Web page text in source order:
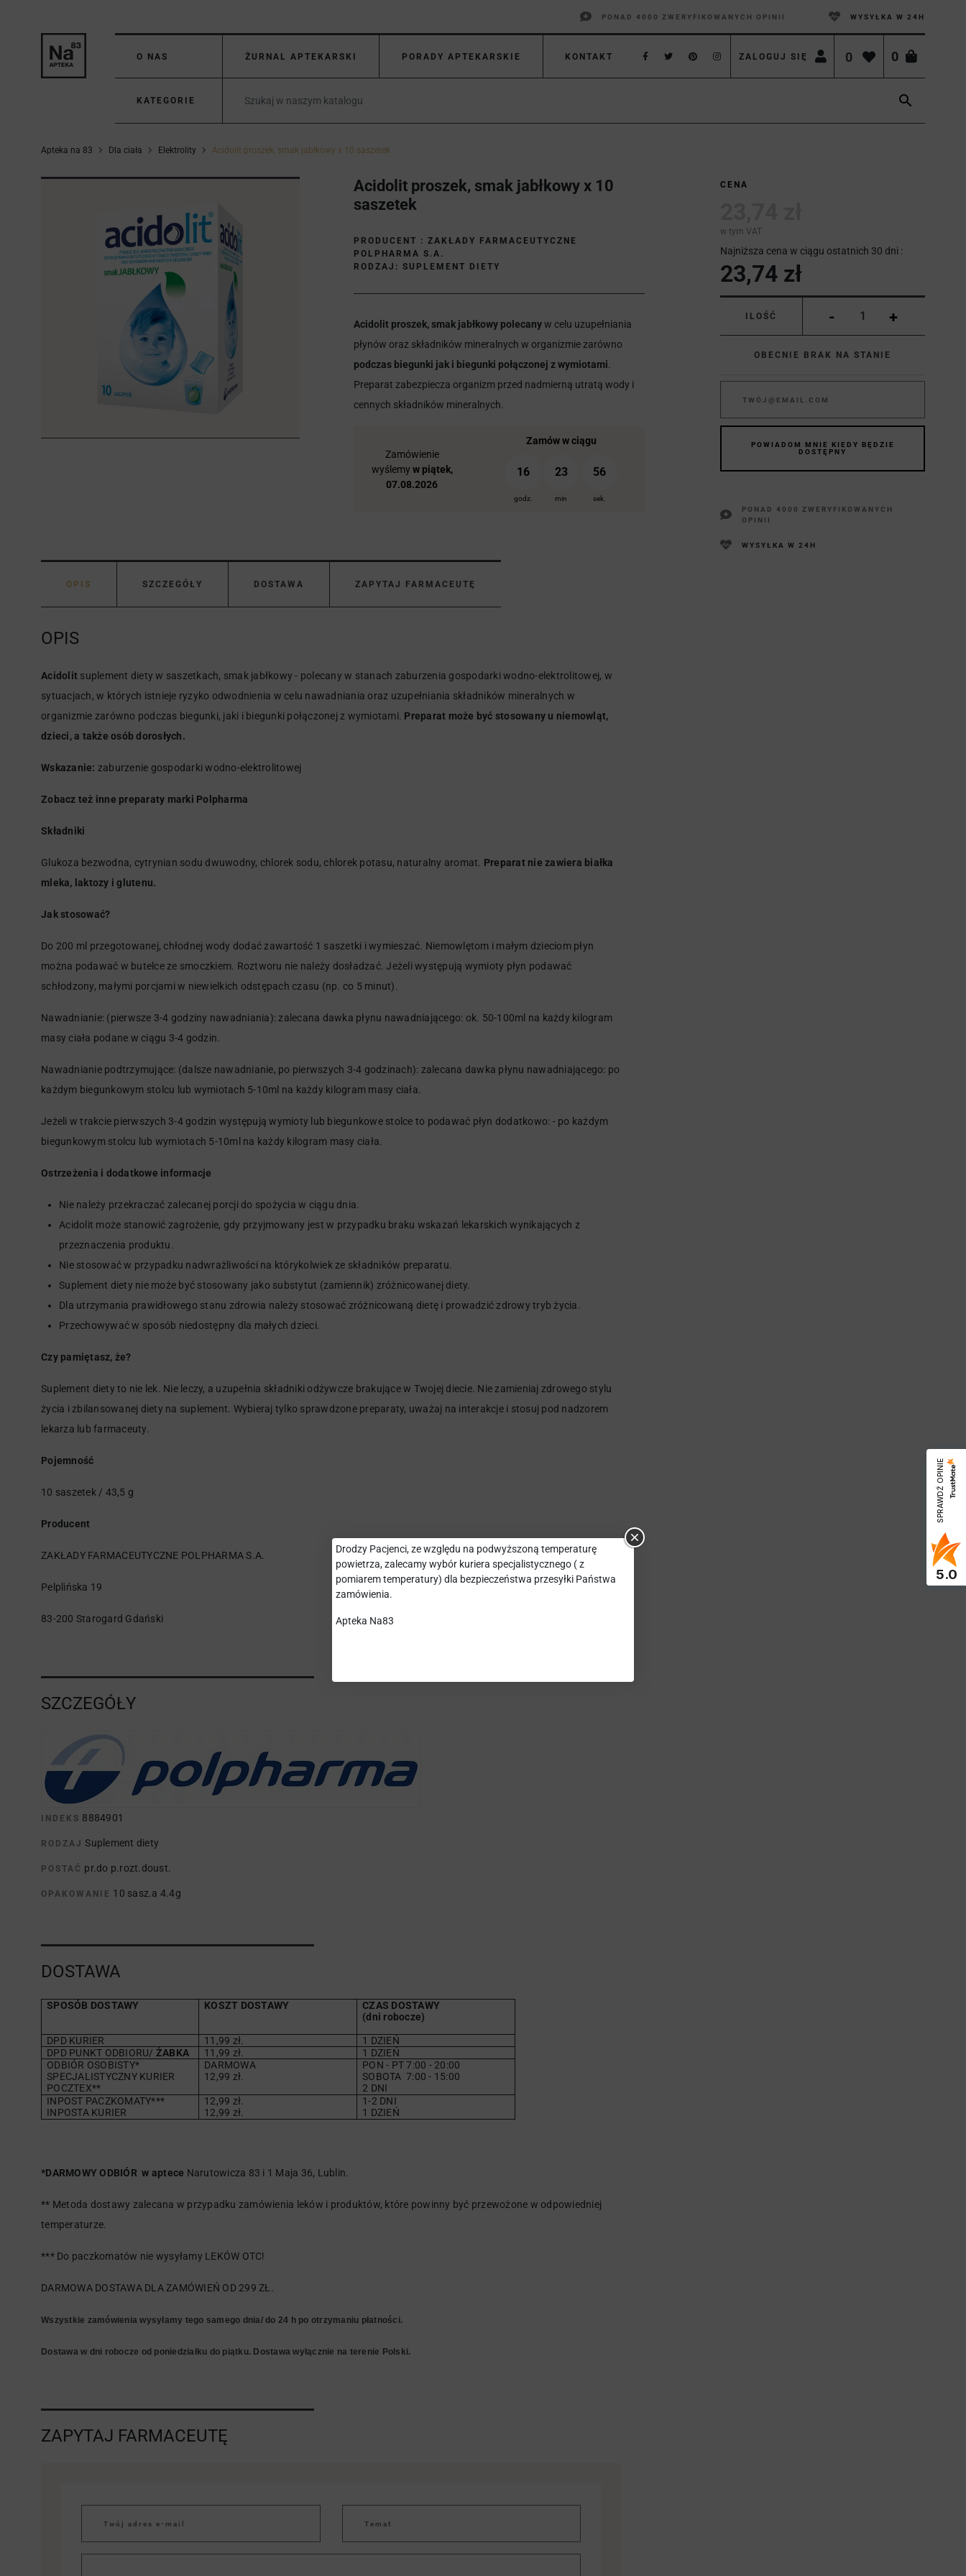
PONAD 4000 ZWERYFIKOWANYCH OPINII WYSYŁKA W 24H
O NAS ŻURNAL APTEKARSKI PORADY APTEKARSKIE KONTAKT 0
ZALOGUJ SIĘ 0
KATEGORIE 
Apteka na 83 Dla ciała Elektrolity Acidolit proszek, smak jabłkowy x 10 saszetek
Acidolit proszek, smak jabłkowy x 10
saszetek
PRODUCENT : ZAKŁADY FARMACEUTYCZNE
POLPHARMA S.A.
RODZAJ: SUPLEMENT DIETY
Acidolit proszek, smak jabłkowy polecanyw celu uzupełniania
płynów oraz składników mineralnych w organizmie zarówno
podczas biegunki jak i biegunki połączonej z wymiotami.
Preparat zabezpiecza organizm przed nadmierną utratą wody i
cennych składników mineralnych.
Zamówienie
wyślemy w piątek,
07.08.2026
Zamów w ciągu
16 23 55
godz. min sek.
OPIS SZCZEGÓŁY DOSTAWA ZAPYTAJ FARMACEUTĘ
OPIS
Acidolit suplement diety w saszetkach, smak jabłkowy - polecany w stanach zaburzenia gospodarki wodno-elektrolitowej, w
sytuacjach, w których istnieje ryzyko odwodnienia w celu nawadniania oraz uzupełniania składników mineralnych w
organizmie zarówno podczas biegunki, jaki i biegunki połączonej z wymiotami. Preparat może być stosowany u niemowląt,
dzieci, a także osób dorosłych.
Wskazanie: zaburzenie gospodarki wodno-elektrolitowej
Zobacz też inne preparaty marki Polpharma
Składniki
Glukoza bezwodna, cytrynian sodu dwuwodny, chlorek sodu, chlorek potasu, naturalny aromat. Preparat nie zawiera białka
mleka, laktozy i glutenu.
Jak stosować?
Do 200 ml przegotowanej, chłodnej wody dodać zawartość 1 saszetki i wymieszać. Niemowlętom i małym dzieciom płyn
można podawać w butelce ze smoczkiem. Roztworu nie należy dosładzać. Jeżeli występują wymioty płyn podawać
schłodzony, małymi porcjami w niewielkich odstępach czasu (np. co 5 minut).
Nawadnianie: (pierwsze 3-4 godziny nawadniania): zalecana dawka płynu nawadniającego: ok. 50-100ml na każdy kilogram
masy ciała podane w ciągu 3-4 godzin.
Nawadnianie podtrzymujące: (dalsze nawadnianie, po pierwszych 3-4 godzinach): zalecana dawka płynu nawadniającego: po
każdym biegunkowym stolcu lub wymiotach 5-10ml na każdy kilogram masy ciała.
Jeżeli w trakcie pierwszych 3-4 godzin występują wymioty lub biegunkowe stolce to podawać płyn dodatkowo: - po każdym
biegunkowym stolcu lub wymiotach 5-10ml na każdy kilogram masy ciała.
Ostrzeżenia i dodatkowe informacje
Nie należy przekraczać zalecanej porcji do spożycia w ciągu dnia.
Acidolit może stanowić zagrożenie, gdy przyjmowany jest w przypadku braku wskazań lekarskich wynikających z
przeznaczenia produktu.
Nie stosować w przypadku nadwrażliwości na którykolwiek ze składników preparatu.
Suplement diety nie może być stosowany jako substytut (zamiennik) zróżnicowanej diety.
Dla utrzymania prawidłowego stanu zdrowia należy stosować zróżnicowaną dietę i prowadzić zdrowy tryb życia.
Przechowywać w sposób niedostępny dla małych dzieci.
Czy pamiętasz, że?
Suplement diety to nie lek. Nie leczy, a uzupełnia składniki odżywcze brakujące w Twojej diecie. Nie zamieniaj zdrowego stylu
życia i zbilansowanej diety na suplement. Wybieraj tylko sprawdzone preparaty, uważaj na interakcje i stosuj pod nadzorem
lekarza lub farmaceuty.
Pojemność
10 saszetek / 43,5 g
Producent
ZAKŁADY FARMACEUTYCZNE POLPHARMA S.A.
Pelplińska 19
83-200 Starogard Gdański
SZCZEGÓŁY
INDEKS 8884901
RODZAJ Suplement diety
POSTAĆ pr.do p.rozt.doust.
OPAKOWANIE 10 sasz.a 4.4g
DOSTAWA
SPOSÓB DOSTAWY KOSZT DOSTAWY
CZAS DOSTAWY
(dni robocze)
DPD KURIER 11,99 zł.
1 DZIEŃ
DPD PUNKT ODBIORU/ ŻABKA 11,99 zł.
1 DZIEŃ
ODBIÓR OSOBISTY*
SPECJALISTYCZNY KURIER
POCZTEX**
DARMOWA
12,99 zł.
PON - PT 7:00 - 20:00
SOBOTA 7:00 - 15:00
2 DNI
INPOST PACZKOMATY***
INPOSTA KURIER
12,99 zł.
12,99 zł.
1-2 DNI
1 DZIEŃ
*DARMOWY ODBIÓR w aptece Narutowicza 83 i 1 Maja 36, Lublin.
** Metoda dostawy zalecana w przypadku zamówienia leków i produktów, które powinny być przewożone w odpowiedniej
temperaturze.
*** Do paczkomatów nie wysyłamy LEKÓW OTC!
DARMOWA DOSTAWA DLA ZAMÓWIEŃ OD 299 ZŁ.
Wszystkie zamówienia wysyłamy tego samego dnia/ do 24 h po otrzymaniu płatności.
Dostawa w dni robocze od poniedziałku do piątku. Dostawa wyłącznie na terenie Polski.
ZAPYTAJ FARMACEUTĘ
CENA
w tym VAT
Najniższa cena w ciągu ostatnich 30 dni :
23,74 zł
ILOŚĆ - +
OBECNIE BRAK NA STANIE
POWIADOM MNIE KIEDY BĘDZIE
DOSTĘPNY
PONAD 4000 ZWERYFIKOWANYCH
OPINII
WYSYŁKA W 24H
SPRAWDŹ OPINIE
5.0
Drodzy Pacjenci, ze względu na podwyższoną temperaturę
powietrza, zalecamy wybór kuriera specjalistycznego ( z
pomiarem temperatury) dla bezpieczeństwa przesyłki Państwa
zamówienia.
Apteka Na83